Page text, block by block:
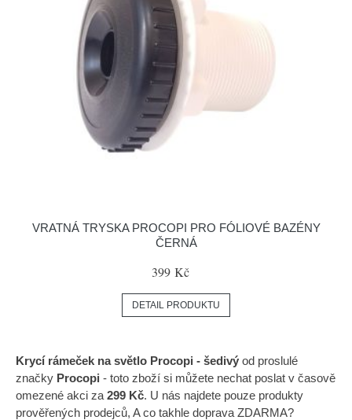
VRATNÁ TRYSKA PROCOPI PRO FÓLIOVÉ BAZÉNY
ČERNÁ
399 Kč
DETAIL PRODUKTU
Krycí rámeček na světlo Procopi - šedivý od proslulé
značky Procopi - toto zboží si můžete nechat poslat v časově
omezené akci za 299 Kč. U nás najdete pouze produkty
prověřených prodejců, A co takhle doprava ZDARMA?